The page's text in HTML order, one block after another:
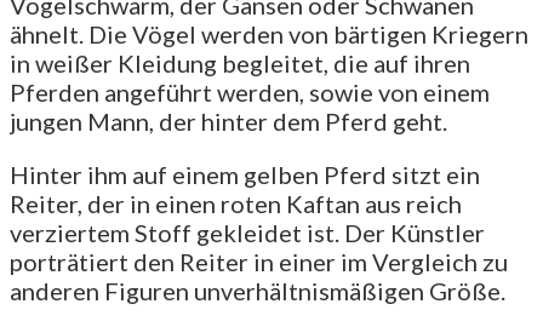
ähnelt. Die Vögel werden von bärtigen Kriegern
in weißer Kleidung begleitet, die auf ihren
Pferden angeführt werden, sowie von einem
jungen Mann, der hinter dem Pferd geht.
Hinter ihm auf einem gelben Pferd sitzt ein
Reiter, der in einen roten Kaftan aus reich
verziertem Stoff gekleidet ist. Der Künstler
porträtiert den Reiter in einer im Vergleich zu
anderen Figuren unverhältnismäßigen Größe.